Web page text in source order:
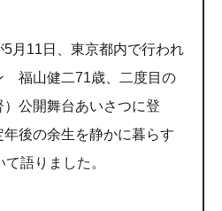
月11日、東京都内で行われ
福山健二71歳、二度目の
公開舞台あいさつに登
後の余生を静かに暮らす
語りました。